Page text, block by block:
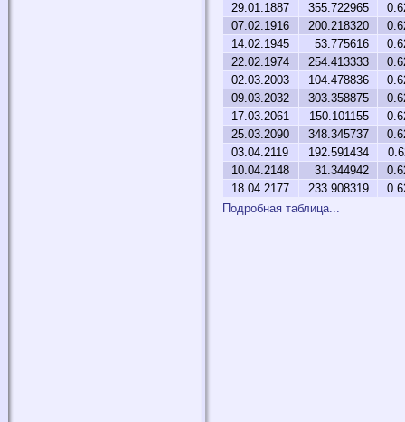
29.01.1887
355.722965
07.02.1916
200.218320
14.02.1945
53.775616
22.02.1974
254.413333
02.03.2003
104.478836
09.03.2032
303.358875
17.03.2061
150.101155
25.03.2090
348.345737
03.04.2119
192.591434
10.04.2148
31.344942
18.04.2177
233.908319
Подробная таблица...